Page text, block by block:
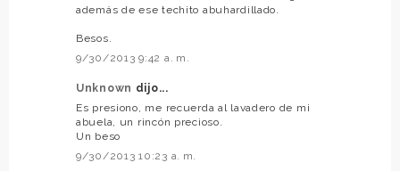
además de ese techito abuhardillado.
Besos.
9/30/2013 9:42 a. m.
Unknown dijo...
Es presiono, me recuerda al lavadero de mi
abuela, un rincón precioso.
Un beso
9/30/2013 10:23 a. m.